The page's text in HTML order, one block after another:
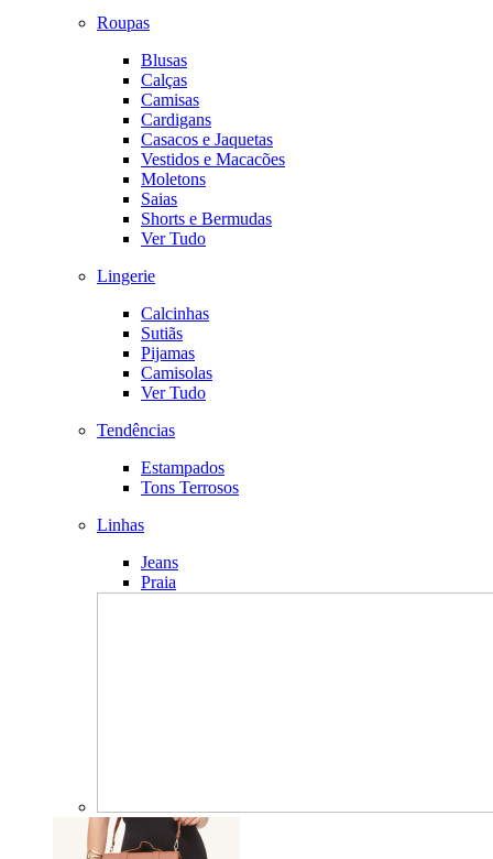
Roupas
Blusas
Calças
Camisas
Cardigans
Casacos e Jaquetas
Vestidos e Macacões
Moletons
Saias
Shorts e Bermudas
Ver Tudo
Lingerie
Calcinhas
Sutiãs
Pijamas
Camisolas
Ver Tudo
Tendências
Estampados
Tons Terrosos
Linhas
Jeans
Praia